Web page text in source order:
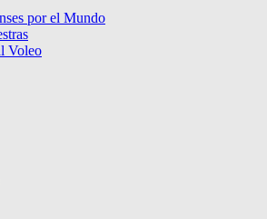
por el Mundo
Voleo